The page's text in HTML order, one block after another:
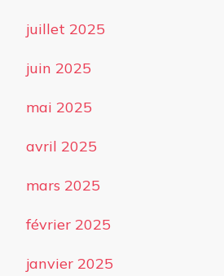
juillet 2025
juin 2025
mai 2025
avril 2025
mars 2025
février 2025
janvier 2025